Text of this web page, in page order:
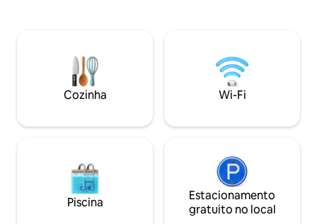
Restaurante Wi-Fi gratuito Brakfast
Restaurante Wi-
incluso
Cozinha Wi-Fi
Piscina
Estacionamento
gratuito no local